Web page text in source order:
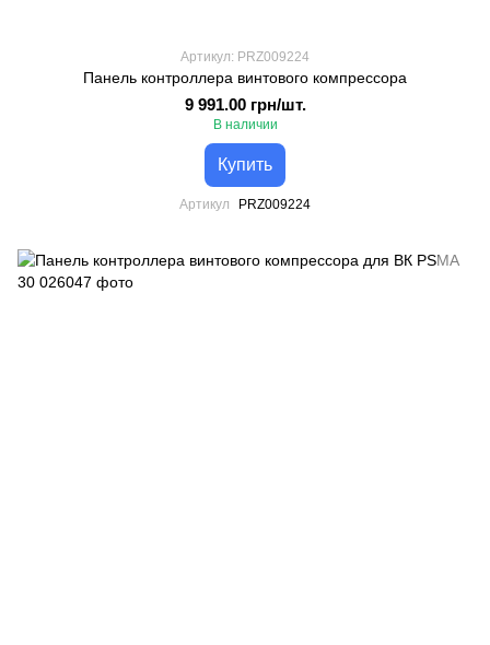
Артикул: PRZ009224
Панель контроллера винтового компрессора
9 991.00 грн/шт.
В наличии
Купить
Артикул PRZ009224